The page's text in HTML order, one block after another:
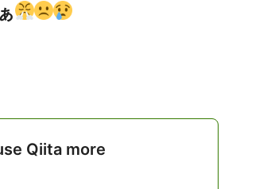
Qiita more